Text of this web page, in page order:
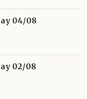
04/08
02/08